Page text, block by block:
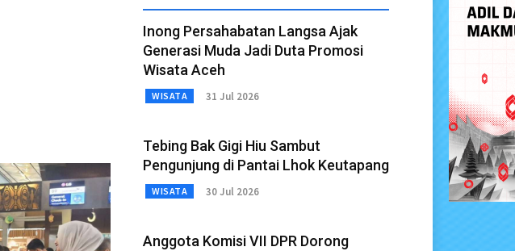
Inong Persahabatan Langsa Ajak
Generasi Muda Jadi Duta Promosi
Wisata Aceh
WISATA 31 Jul 2026
Tebing Bak Gigi Hiu Sambut
Pengunjung di Pantai Lhok Keutapang
WISATA 30 Jul 2026
Anggota Komisi VII DPR Dorong